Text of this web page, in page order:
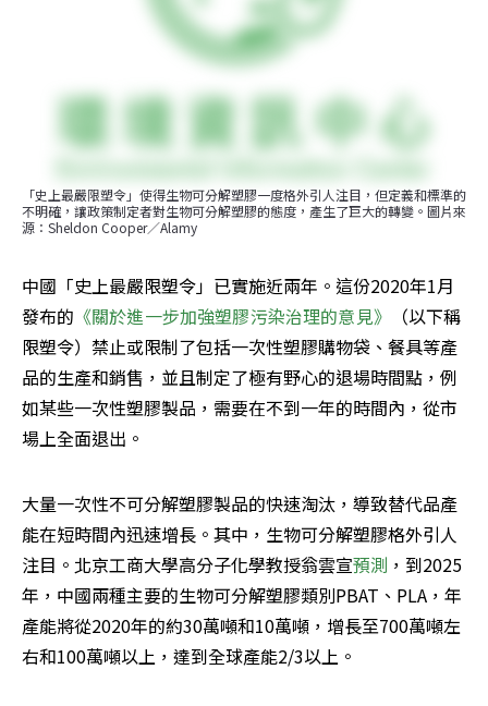
「史上最嚴限塑令」使得生物可分解塑膠一度格外引人注目，但定義和標準的
不明確，讓政策制定者對生物可分解塑膠的態度，產生了巨大的轉變。圖片來
源：Sheldon Cooper／Alamy
中國「史上最嚴限塑令」已實施近兩年。這份2020年1月
發布的 《關於進一步加強塑膠污染治理的意見》
（以下稱
限塑令）禁止或限制了包括一次性塑膠購物袋、餐具等產
品的生產和銷售，並且制定了極有野心的退場時間點，例
如某些一次性塑膠製品，需要在不到一年的時間內，從市
場上全面退出。
大量一次性不可分解塑膠製品的快速淘汰，導致替代品產
能在短時間內迅速增長。其中，生物可分解塑膠格外引人
注目。北京工商大學高分子化學教授翁雲宣預測 ，到2025
年，中國兩種主要的生物可分解塑膠類別PBAT、PLA，年
產能將從2020年的約30萬噸和10萬噸，增長至700萬噸左
右和100萬噸以上，達到全球產能2/3以上。